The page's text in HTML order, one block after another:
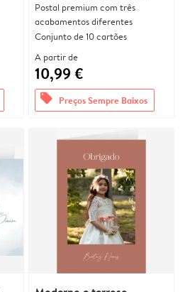
Postal premium com três
acabamentos diferentes
Conjunto de 10 cartões
A partir de
10,99 €
offers Preços Sempre Baixos